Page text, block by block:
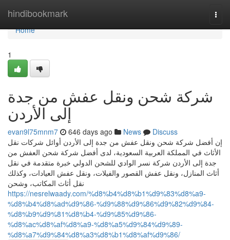
hindibookmark
Home
Home
1
شركة شحن ونقل عفش من جدة
إلى الأردن
evan9l75mnm7 646 days ago News
Discuss
إن أفضل شركة شحن ونقل عفش من جدة إلى الأردن أوائل شركات نقل
الأثاث في المملكة العربية السعودية، لدى أفضل شركة شحن العفش من
جدة إلى الأردن شركة نسر الوادي للشحن الدولي خبرة متقدمة في نقل
أثاث المنازل، ونقل عفش القصور والفيلات، ونقل عفش العيادات، وكذلك
نقل أثاث المكاتب، وشحن
https://nesrelwaady.com/%d8%b4%d8%b1%d9%83%d8%a9-
%d8%b4%d8%ad%d9%86-%d9%88%d9%86%d9%82%d9%84-
%d8%b9%d9%81%d8%b4-%d9%85%d9%86-
%d8%ac%d8%af%d8%a9-%d8%a5%d9%84%d9%89-
%d8%a7%d9%84%d8%a3%d8%b1%d8%af%d9%86/